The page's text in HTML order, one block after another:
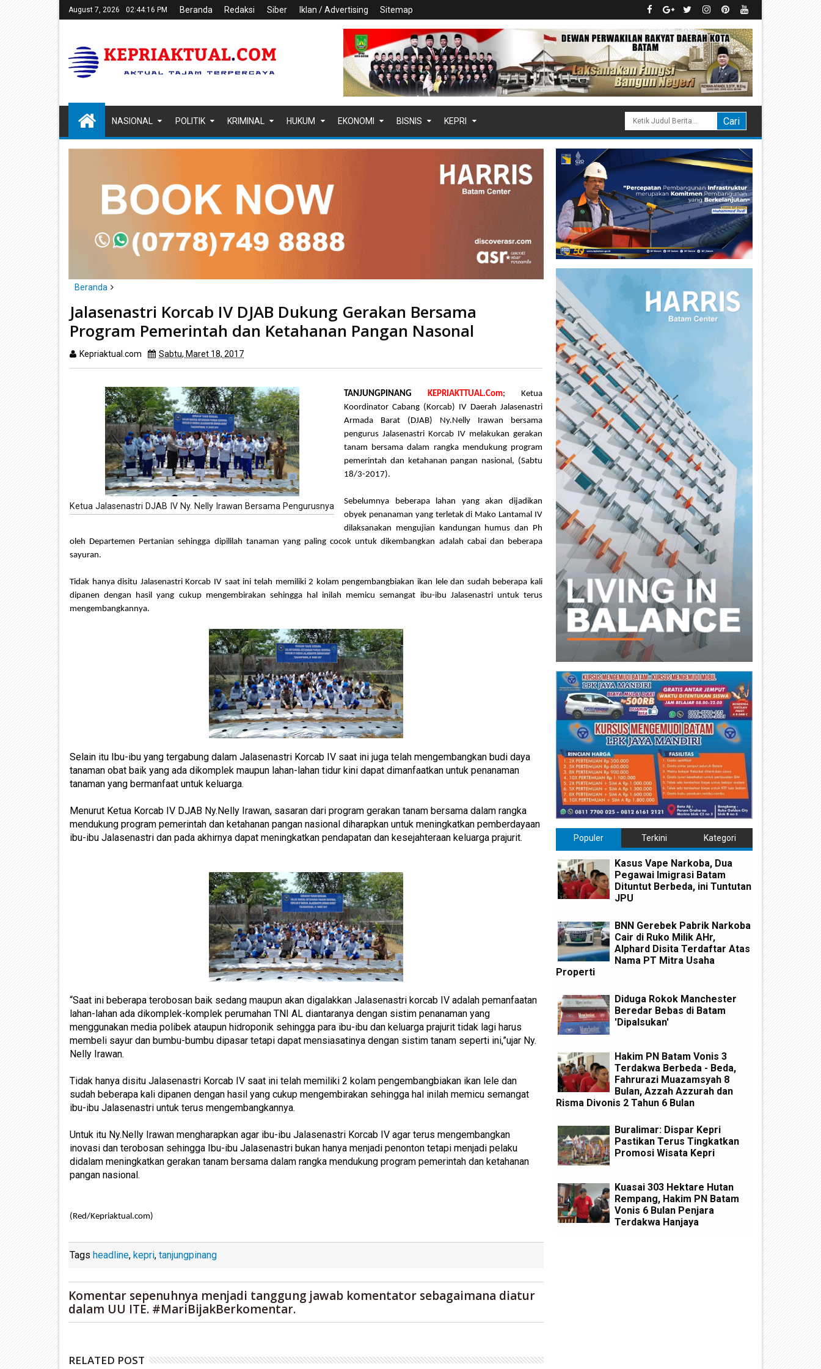
August 7, 2026 02:44:17 PM Beranda Redaksi Siber Iklan / Advertising Sitemap
NASIONAL POLITIK KRIMINAL HUKUM EKONOMI BISNIS KEPRI
Beranda
Jalasenastri Korcab IV DJAB Dukung Gerakan Bersama Program Pemerintah dan Ketahanan Pangan Nasonal
Jalasenastri Korcab IV DJAB Dukung Gerakan Bersama
Program Pemerintah dan Ketahanan Pangan Nasonal
Kepriaktual.com Sabtu, Maret 18, 2017
Ketua Jalasenastri DJAB IV Ny. Nelly Irawan Bersama Pengurusnya
TANJUNGPINANG KEPRIAKTTUAL.Com; Ketua
Koordinator Cabang (Korcab) IV Daerah Jalasenastri
Armada Barat (DJAB) Ny.Nelly Irawan bersama
pengurus Jalasenastri Korcab IV melakukan gerakan
tanam bersama dalam rangka mendukung program
pemerintah dan ketahanan pangan nasional, (Sabtu
18/3-2017).
Sebelumnya beberapa lahan yang akan dijadikan
obyek penanaman yang terletak di Mako Lantamal IV
dilaksanakan mengujian kandungan humus dan Ph
oleh Departemen Pertanian sehingga dipililah tanaman yang paling cocok untuk dikembangkan adalah cabai dan beberapa
sayuran.
Tidak hanya disitu Jalasenastri Korcab IV saat ini telah memiliki 2 kolam pengembangbiakan ikan lele dan sudah beberapa kali
dipanen dengan hasil yang cukup mengembirakan sehingga hal inilah memicu semangat ibu-ibu Jalasenastri untuk terus
mengembangkannya.
Selain itu Ibu-ibu yang tergabung dalam Jalasenastri Korcab IV saat ini juga telah mengembangkan budi daya
tanaman obat baik yang ada dikomplek maupun lahan-lahan tidur kini dapat dimanfaatkan untuk penanaman
tanaman yang bermanfaat untuk keluarga.
Menurut Ketua Korcab IV DJAB Ny.Nelly Irawan, sasaran dari program gerakan tanam bersama dalam rangka
mendukung program pemerintah dan ketahanan pangan nasional diharapkan untuk meningkatkan pemberdayaan
ibu-ibu Jalasenastri dan pada akhirnya dapat meningkatkan pendapatan dan kesejahteraan keluarga prajurit.
“Saat ini beberapa terobosan baik sedang maupun akan digalakkan Jalasenastri korcab IV adalah pemanfaatan
lahan-lahan ada dikomplek-komplek perumahan TNI AL diantaranya dengan sistim penanaman yang
menggunakan media polibek ataupun hidroponik sehingga para ibu-ibu dan keluarga prajurit tidak lagi harus
membeli sayur dan bumbu-bumbu dipasar tetapi dapat mensiasatinya dengan sistim tanam seperti ini,”ujar Ny.
Nelly Irawan.
Tidak hanya disitu Jalasenastri Korcab IV saat ini telah memiliki 2 kolam pengembangbiakan ikan lele dan
sudah beberapa kali dipanen dengan hasil yang cukup mengembirakan sehingga hal inilah memicu semangat
ibu-ibu Jalasenastri untuk terus mengembangkannya.
Untuk itu Ny.Nelly Irawan mengharapkan agar ibu-ibu Jalasenastri Korcab IV agar terus mengembangkan
inovasi dan terobosan sehingga Ibu-ibu Jalasenastri bukan hanya menjadi penonton tetapi menjadi pelaku
didalam meningkatkan gerakan tanam bersama dalam rangka mendukung program pemerintah dan ketahanan
pangan nasional.
(Red/Kepriaktual.com)
Tags headline, kepri, tanjungpinang
Komentar sepenuhnya menjadi tanggung jawab komentator sebagaimana diatur
dalam UU ITE. #MariBijakBerkomentar.
RELATED POST
Populer Terkini Kategori
Kasus Vape Narkoba, Dua
Pegawai Imigrasi Batam
Dituntut Berbeda, ini Tuntutan
JPU
BNN Gerebek Pabrik Narkoba
Cair di Ruko Milik AHr,
Alphard Disita Terdaftar Atas
Nama PT Mitra Usaha
Properti
Diduga Rokok Manchester
Beredar Bebas di Batam
'Dipalsukan'
Hakim PN Batam Vonis 3
Terdakwa Berbeda - Beda,
Fahrurazi Muazamsyah 8
Bulan, Azzah Azzurah dan
Risma Divonis 2 Tahun 6 Bulan
Buralimar: Dispar Kepri
Pastikan Terus Tingkatkan
Promosi Wisata Kepri
Kuasai 303 Hektare Hutan
Rempang, Hakim PN Batam
Vonis 6 Bulan Penjara
Terdakwa Hanjaya